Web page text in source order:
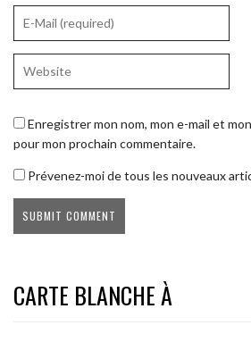
Enregistrer mon nom, mon e-mail et
pour mon prochain commentaire.
Prévenez-moi de tous les nouveaux
CARTE BLANCHE À